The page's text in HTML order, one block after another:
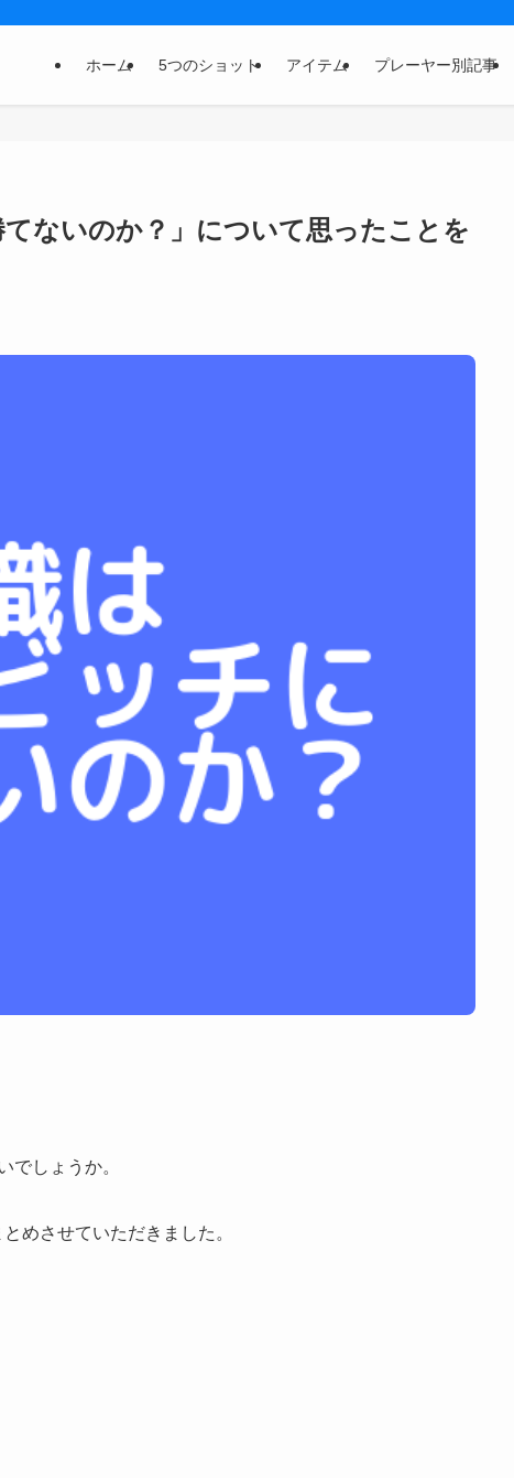
ホーム 5つのショット アイテム プレーヤー別記事
ないのか？」について思ったことを
でしょうか。
めさせていただきました。